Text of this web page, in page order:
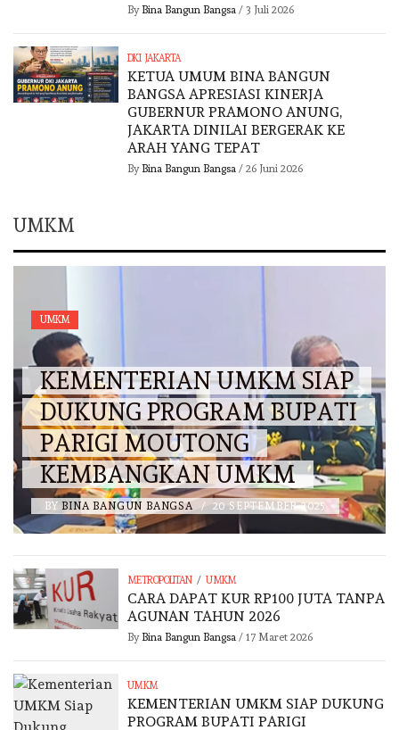
By Bina Bangun Bangsa/ 3 Juli 2026
DKI JAKARTA
KETUA UMUM BINA BANGUN
BANGSA APRESIASI KINERJA
GUBERNUR PRAMONO ANUNG,
JAKARTA DINILAI BERGERAK KE
ARAH YANG TEPAT
By Bina Bangun Bangsa/ 26 Juni 2026
UMKM
UMKM
KEMENTERIAN UMKM SIAP
DUKUNG PROGRAM BUPATI
PARIGI MOUTONG
KEMBANGKAN UMKM
BY BINA BANGUN BANGSA / 20 SEPTEMBER 2025
METROPOLITAN / UMKM
CARA DAPAT KUR RP100 JUTA TANPA
AGUNAN TAHUN 2026
By Bina Bangun Bangsa/ 17 Maret 2026
UMKM
KEMENTERIAN UMKM SIAP DUKUNG
PROGRAM BUPATI PARIGI